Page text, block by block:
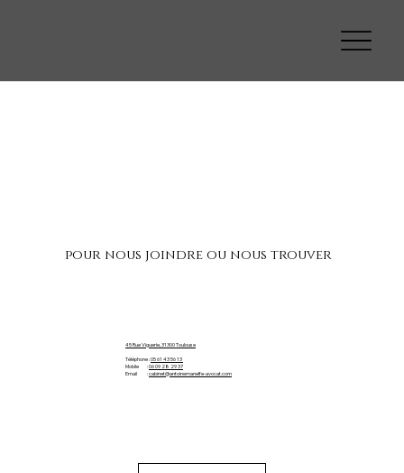
pour nous joindre ou nous trouver
45 Rue Viguerie, 31300 Toulouse
Téléphone :05 61 43 56 13
Mobile :06 09 28 29 37
Email :cabinet@antoinemanelfe-avocat.com